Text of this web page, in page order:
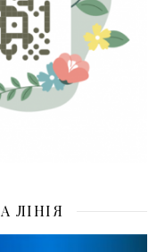
ЛІНІЯ